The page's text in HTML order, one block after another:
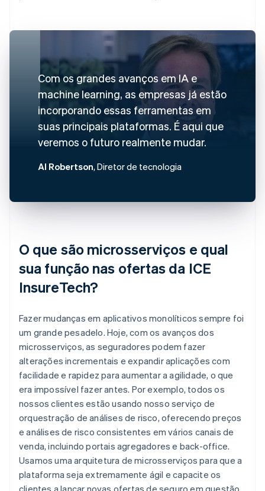
Com os grandes avanços em IA e
machine learning, as empresas já estão
incorporando essas ferramentas em
suas principais plataformas. É aqui que
veremos o futuro realmente mudar.
Al Robertson, Diretor de tecnologia
O que são microsserviços e qual
sua função nas ofertas da ICE
InsureTech?
Fazer mudanças em aplicativos monolíticos sempre foi
um grande pesadelo. Hoje, com os avanços dos
microsserviços, as seguradores podem fazer
alterações incrementais e expandir aplicações com
facilidade e rapidez para aumentar a agilidade, o que
era impossível fazer antes. Por exemplo, todos os
nossos clientes estão usando nosso serviço de
orquestração de análises de risco, oferecendo preços
e análises de risco consistentes em vários canais de
venda, incluindo portais agregadores e back-office.
Usamos uma arquitetura de microsserviços para que a
plataforma seja extremamente ágil e capacite os
clientes a lançar novas ofertas de seguro em questão